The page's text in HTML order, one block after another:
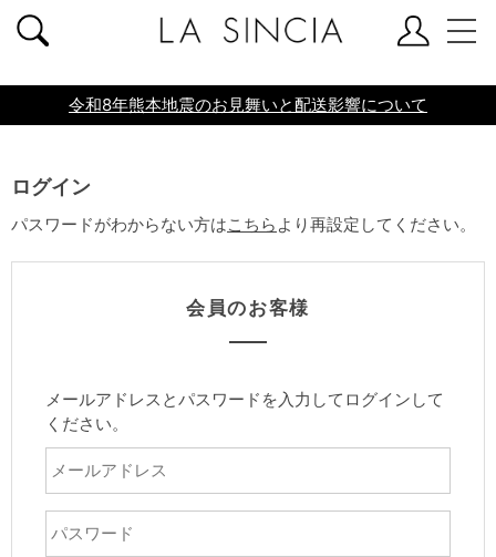
共通ヘッダー
令和8年熊本地震のお見舞いと配送影響について
ログイン
パスワードがわからない方はこちら より再設定してください。
会員のお客様
メールアドレスとパスワードを入力してログインして
ください。